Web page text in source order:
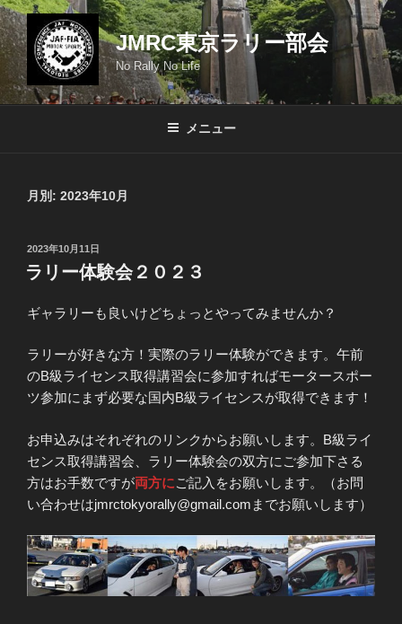
コ
ン
テ
ン
ツ
JMRC東京ラリー部会
No Rally No Life
メニュー
月別: 2023年10月
投
稿
日:
2023年10月11日
ラリー体験会２０２３
ギャラリーも良いけどちょっとやってみませんか？
ラリーが好きな方！実際のラリー体験ができます。午前
のB級ライセンス取得講習会に参加すればモータースポー
ツ参加にまず必要な国内B級ライセンスが取得できます！
お申込みはそれぞれのリンクからお願いします。B級ライ
センス取得講習会、ラリー体験会の双方にご参加下さる
方はお手数ですが両方にご記入をお願いします。（お問
い合わせはjmrctokyorally@gmail.comまでお願いします）